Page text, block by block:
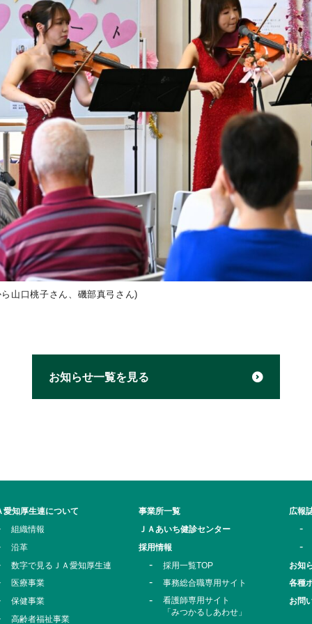
山口桃子さん、磯部真弓さん)
お知らせ一覧を見る
愛知厚生連について
組織情報
沿革
数字で見るＪＡ愛知厚生連
医療事業
保健事業
高齢者福祉事業
事業所一覧
ＪＡあいち健診センター
採用情報
採用一覧TOP
事務総合職専用サイト
看護師専用サイト
「みつかるしあわせ」
広報
お知
各種
お問